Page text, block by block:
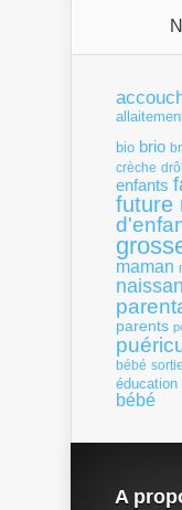
bio brio
crèche
enfants
future
maman
parents
bébé
éducation
bébé
A